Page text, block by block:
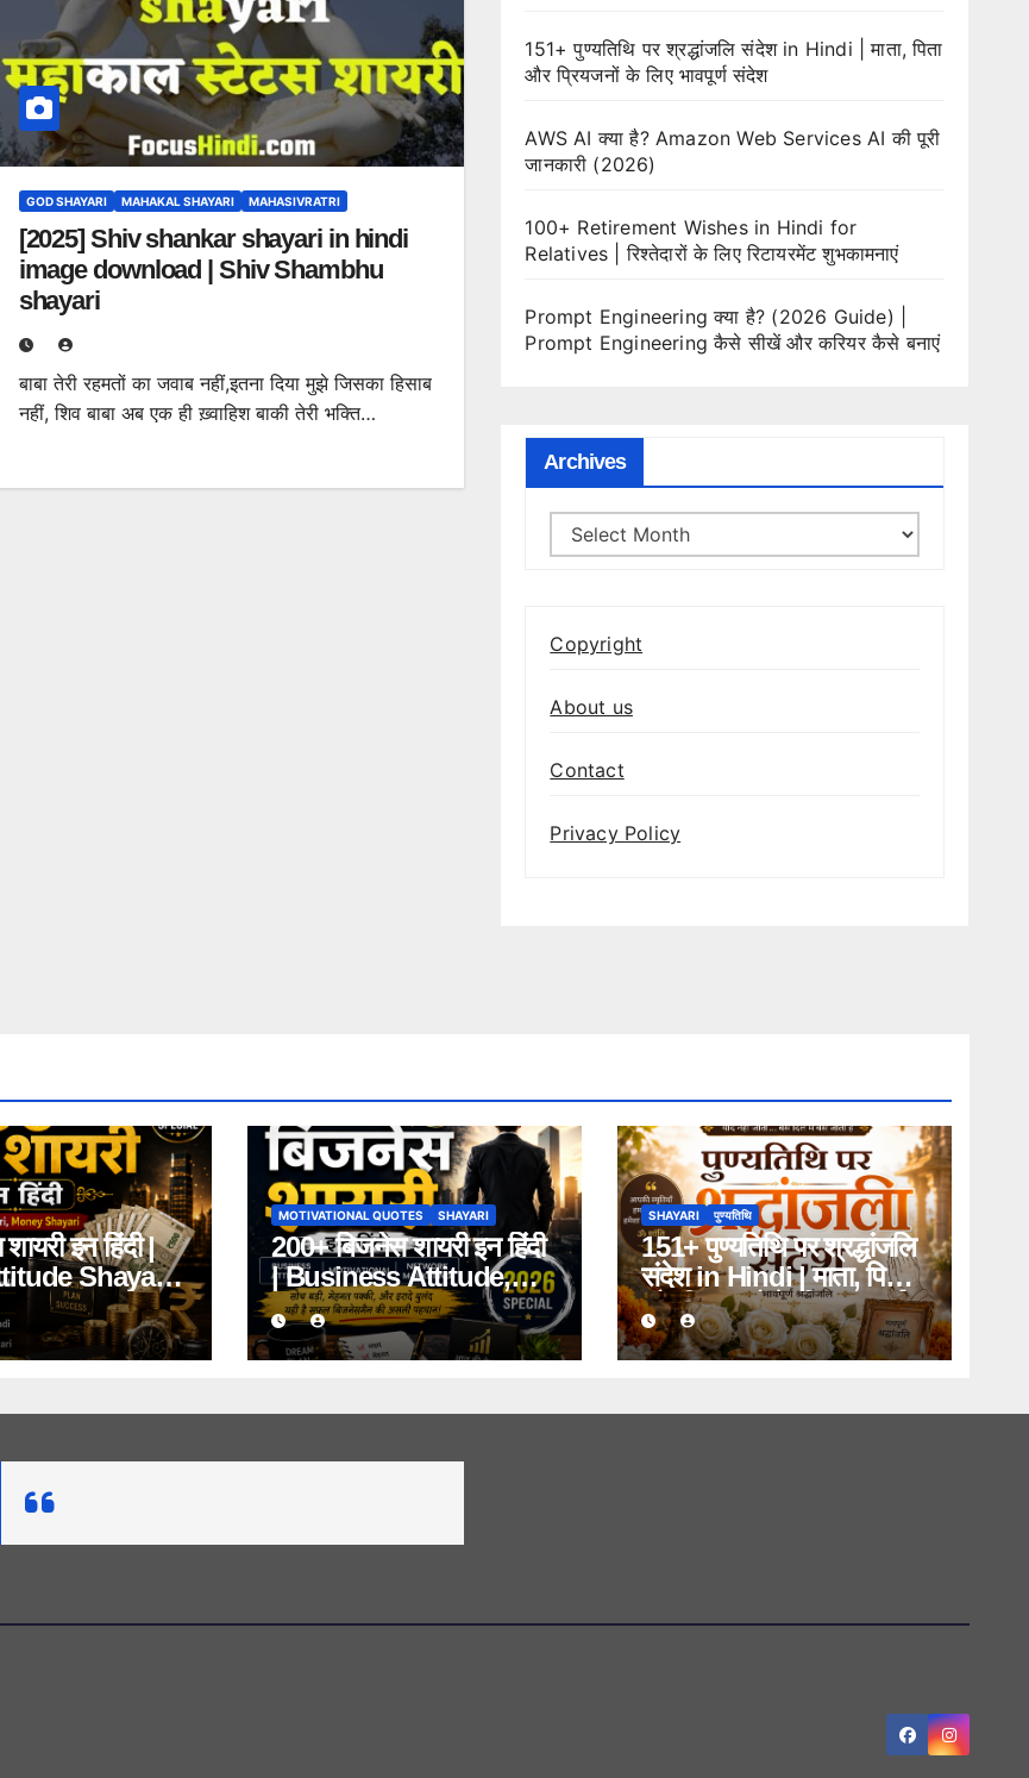
GOD SHAYARI MAHAKAL SHAYARI MAHASIVRATRI
[2025] Shiv shankar shayari in hindi
image download | Shiv Shambhu
shayari
बाबा तेरी रहमतों का जवाब नहीं,इतना दिया मुझे जिसका हिसाब
नहीं, शिव बाबा अब एक ही ख़्वाहिश बाकी तेरी भक्ति…
151+ पुण्यतिथि पर श्रद्धांजलि संदेश in Hindi | माता, पिता
और प्रियजनों के लिए भावपूर्ण संदेश
AWS AI क्या है? Amazon Web Services AI की पूरी
जानकारी (2026)
100+ Retirement Wishes in Hindi for
Relatives | रिश्तेदारों के लिए रिटायरमेंट शुभकामनाएं
Prompt Engineering क्या है? (2026 Guide) |
Prompt Engineering कैसे सीखें और करियर कैसे बनाएं
Archives
Archives
Copyright
About us
Contact
Privacy Policy
इन हिंदी |
Shayari,
2026
MOTIVATIONAL QUOTES SHAYARI
200+ बिजनेस शायरी इन हिंदी
| Business Attitude,
Motivational, Network
Marketing Shayari 2026
SHAYARI पुण्यतिथि
151+ पुण्यतिथि पर श्रद्धांजलि
संदेश in Hindi | माता, पिता
और प्रियजनों के लिए भावपूर्ण
संदेश